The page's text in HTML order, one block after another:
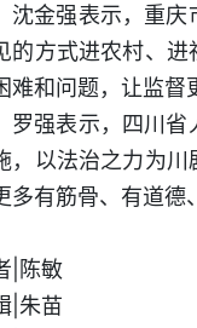
沈金强表示，重
的方式进农村、
难和问题，让监督
罗强表示，四川
，以法治之力为
多有筋骨、有道德
|陈敏
|朱苗